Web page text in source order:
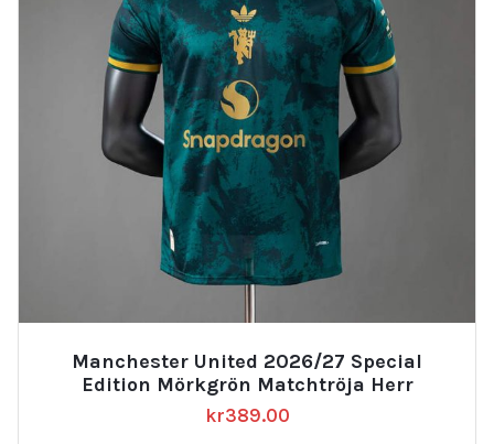
Manchester United 2026/27 Special
Edition Mörkgrön Matchtröja Herr
kr389.00